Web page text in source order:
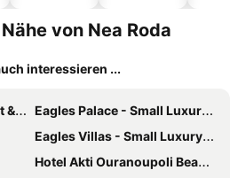
von Nea Roda
interessieren ...
Eagles Palace - Small Luxury Hotels of the World
Eagles Villas - Small Luxury Hotels of The World
Hotel Akti Ouranoupoli Beach Resort